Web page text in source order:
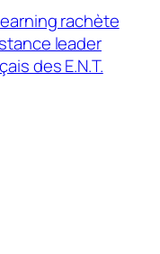
rachète
leader
des E.N.T.